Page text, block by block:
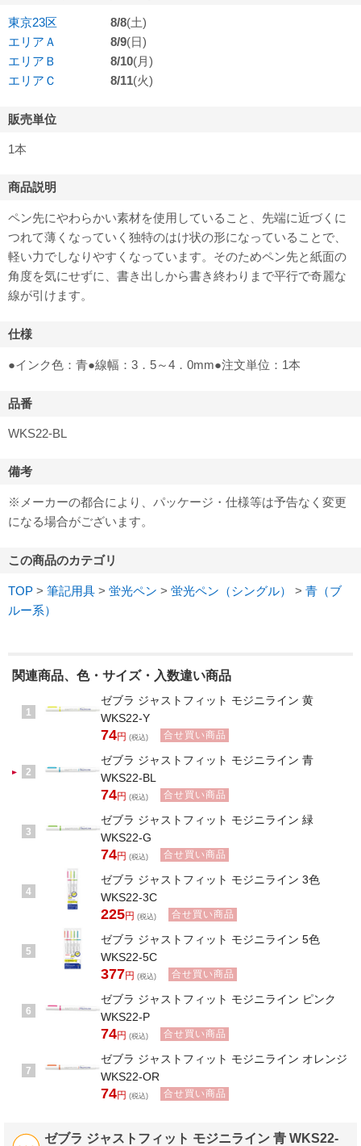
東京23区 8/8(土)
エリアＡ
8/9(日)
エリアＢ
8/10(月)
エリアＣ
8/11(火)
販売単位
1本
商品説明
ペン先にやわらかい素材を使用していること、先端に近づくに
つれて薄くなっていく独特のはけ状の形になっていることで、
軽い力でしなりやすくなっています。そのためペン先と紙面の
角度を気にせずに、書き出しから書き終わりまで平行で奇麗な
線が引けます。
仕様
●インク色：青●線幅：3．5～4．0mm●注文単位：1本
品番
WKS22-BL
備考
※メーカーの都合により、パッケージ・仕様等は予告なく変更
になる場合がございます。
この商品のカテゴリ
TOP > 筆記用具 > 蛍光ペン > 蛍光ペン（シングル） > 青（ブ
ルー系）
関連商品、色・サイズ・入数違い商品
1
ゼブラ ジャストフィット モジニライン 黄
WKS22-Y
74円 (税込) 合せ買い商品
2
ゼブラ ジャストフィット モジニライン 青
WKS22-BL
74円 (税込) 合せ買い商品
3
ゼブラ ジャストフィット モジニライン 緑
WKS22-G
74円 (税込) 合せ買い商品
4
ゼブラ ジャストフィット モジニライン 3色
WKS22-3C
225円 (税込) 合せ買い商品
5
ゼブラ ジャストフィット モジニライン 5色
WKS22-5C
377円 (税込) 合せ買い商品
6
ゼブラ ジャストフィット モジニライン ピンク
WKS22-P
74円 (税込) 合せ買い商品
7
ゼブラ ジャストフィット モジニライン オレンジ
WKS22-OR
74円 (税込) 合せ買い商品
ゼブラ ジャストフィット モジニライン 青 WKS22-